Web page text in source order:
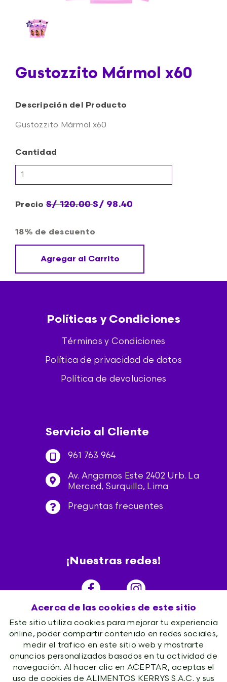
Gustozzito Mármol x60
Descripción del Producto
Gustozzito Mármol x60
Cantidad
Precio S/120.00S/ 98.40
18% de descuento
Agregar al Carrito
Políticas y Condiciones
Términos y Condiciones
Política de privacidad de datos
Política de devoluciones
Servicio al Cliente
961 763 964
Av. Angamos Este 2402 Urb. La
Merced, Surquillo, Lima
Preguntas frecuentes
¡Nuestras redes!
Acerca de las cookies de este sitio
Este sitio utiliza cookies para mejorar tu experiencia
online, poder compartir contenido en redes sociales,
medir el trafico en este sitio web y mostrarte
anuncios personalizados basados en tu actividad de
navegación. Al hacer clic en ACEPTAR, aceptas el
uso de cookies de ALIMENTOS KERRYS S.A.C. y sus